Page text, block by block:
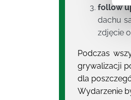
follow
dachu
zdjęcie
Podczas
grywalizacji
dla
Wydarzenie